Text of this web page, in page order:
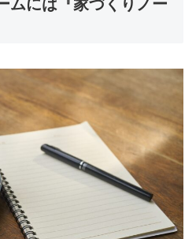
ムには『家づくりノー